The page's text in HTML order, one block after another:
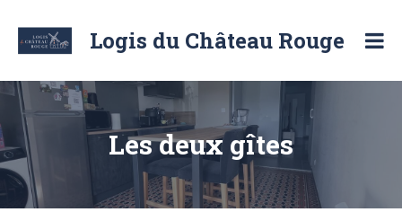
Logis du Château Rouge
Location
chambre
d'hôte
et
de
logement
Les deux gîtes